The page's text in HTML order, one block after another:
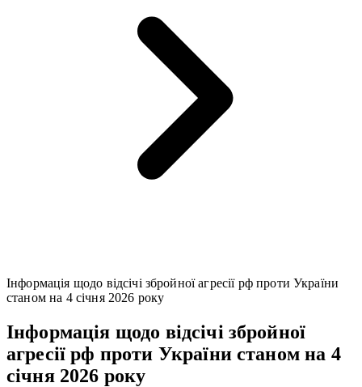
Інформація щодо відсічі збройної агресії рф проти України
станом на 4 січня 2026 року
Інформація щодо відсічі збройної
агресії рф проти України станом на 4
січня 2026 року